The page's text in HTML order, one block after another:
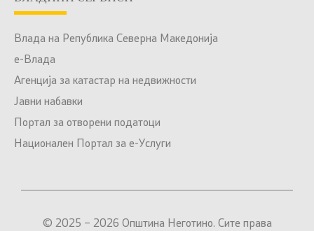
Влада на Република Северна Македонија
е-Влада
Агенција за катастар на недвижности
Јавни набавки
Портал за отворени податоци
Национален Портал за е-Услуги
© 2025 – 2026 Општина Неготино. Сите права